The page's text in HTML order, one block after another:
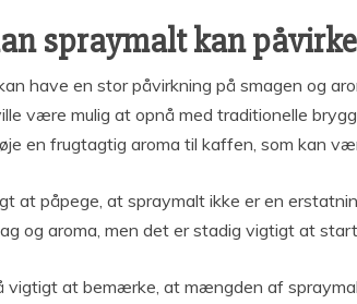
spraymalt kan
have en stor påvirkning på smagen og
være mulig at opnå med traditionelle
en frugtagtig aroma til kaffen, som kan
at påpege, at spraymalt ikke er en
og aroma, men det er stadig vigtigt at
vigtigt at bemærke, at mængden af